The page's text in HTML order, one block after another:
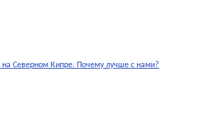
на Северном Кипре. Почему лучше с нами?